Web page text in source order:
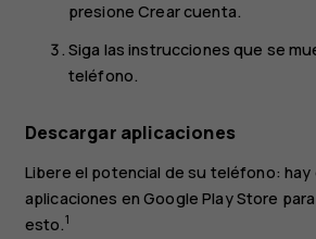
presioneCrear cuenta.
Siga las instrucciones que se
teléfono.
Descargar aplicaciones
Libere el potencial de su teléfono:
aplicaciones en Google Play Store
esto.1